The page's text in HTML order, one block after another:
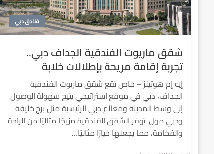
فنادق دبي
شقق ماريوت الفندقية الجداف دبي..
تجربة إقامة مريحة بإطلالات خلابة
إيه إم هوتيلز – خاص تقع شقق ماريوت الفندقية
الجداف، دبي في موقع استراتيجي يتيح سهولة الوصول
إلى وسط المدينة ومعالم دبي الرئيسية مثل برج خليفة
ودبي مول. توفر الشقق الفندقية مزيجًا مثاليًا من الراحة
والفخامة، مما يجعلها خيارًا مثاليًا…